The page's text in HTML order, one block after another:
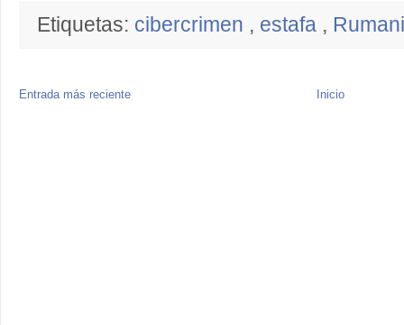
Etiquetas: cibercrimen , estafa ,
Entrada más reciente Inicio